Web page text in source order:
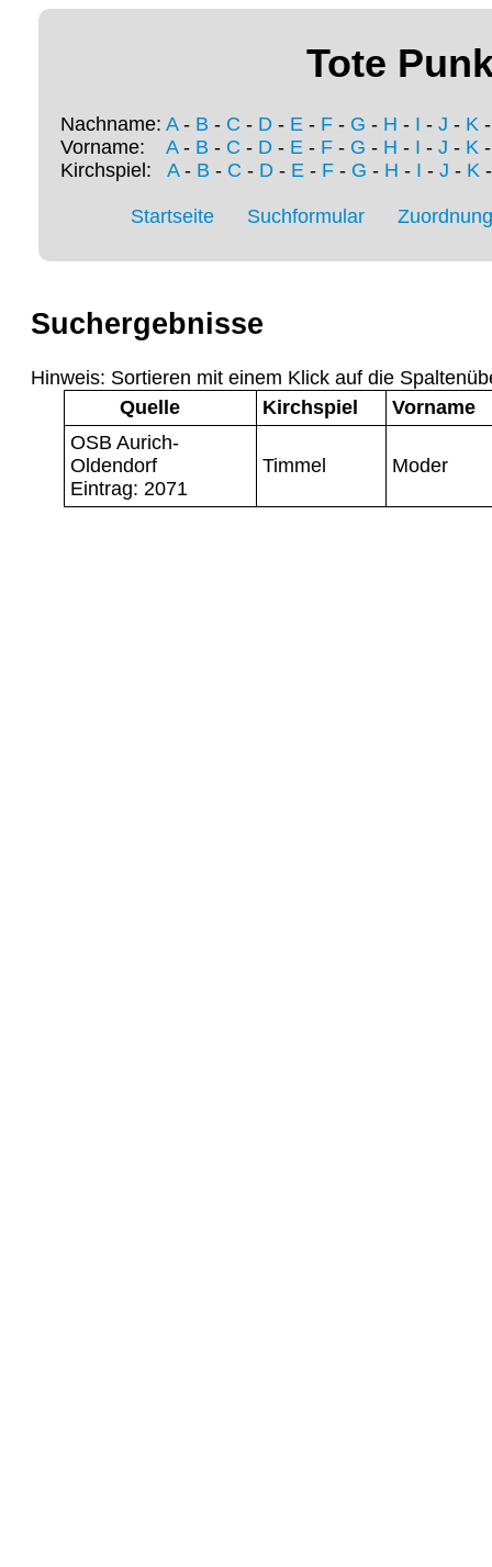
Tote
Nachname: A- B - C - D - E - F - G - H - I - J - K
Vorname: A- B - C - D - E - F - G - H - I - J - K
Kirchspiel: A- B - C - D- E- F- G - H - I - J - K
Startseite Suchformular
Suchergebnisse
Hinweis: Sortieren mit einem Klick auf die
Quelle
Kirchspiel
Vorname
OSB Aurich-
Oldendorf
Eintrag: 2071
Timmel Moder